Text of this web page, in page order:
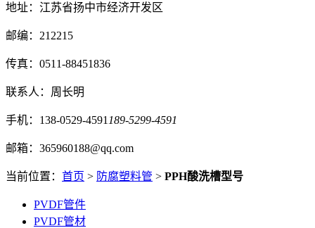
地址：江苏省扬中市经济开发区
邮编：212215
传真：0511-88451836
联系人：周长明
手机：138-0529-4591 189-5299-4591
邮箱：365960188@qq.com
当前位置： 首页 > 防腐塑料管 > PPH酸洗槽型号
PVDF管件
PVDF管材